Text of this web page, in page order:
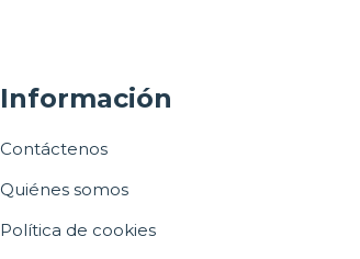
Información
Contáctenos
Quiénes somos
Política de cookies